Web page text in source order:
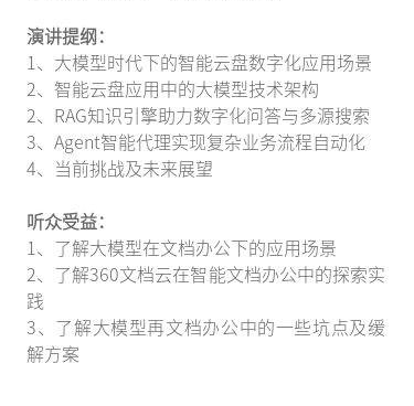
演讲提纲：
1、大模型时代下的智能云盘数字化应用场景
2、智能云盘应用中的大模型技术架构
2、RAG知识引擎助力数字化问答与多源搜索
3、Agent智能代理实现复杂业务流程自动化
4、当前挑战及未来展望
听众受益：
1、了解大模型在文档办公下的应用场景
2、了解360文档云在智能文档办公中的探索实
践
3、了解大模型再文档办公中的一些坑点及缓
解方案